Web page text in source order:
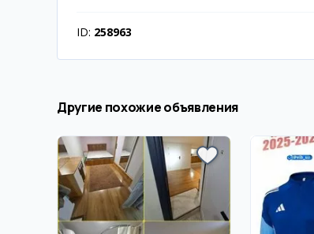
ID: 258963
Другие похожие объявления